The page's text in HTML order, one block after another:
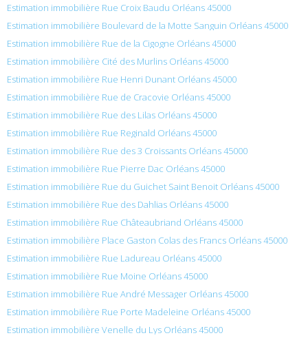
Estimation immobilière Rue Croix Baudu Orléans 45000
Estimation immobilière Boulevard de la Motte Sanguin Orléans 45000
Estimation immobilière Rue de la Cigogne Orléans 45000
Estimation immobilière Cité des Murlins Orléans 45000
Estimation immobilière Rue Henri Dunant Orléans 45000
Estimation immobilière Rue de Cracovie Orléans 45000
Estimation immobilière Rue des Lilas Orléans 45000
Estimation immobilière Rue Reginald Orléans 45000
Estimation immobilière Rue des 3 Croissants Orléans 45000
Estimation immobilière Rue Pierre Dac Orléans 45000
Estimation immobilière Rue du Guichet Saint Benoit Orléans 45000
Estimation immobilière Rue des Dahlias Orléans 45000
Estimation immobilière Rue Châteaubriand Orléans 45000
Estimation immobilière Place Gaston Colas des Francs Orléans 45000
Estimation immobilière Rue Ladureau Orléans 45000
Estimation immobilière Rue Moine Orléans 45000
Estimation immobilière Rue André Messager Orléans 45000
Estimation immobilière Rue Porte Madeleine Orléans 45000
Estimation immobilière Venelle du Lys Orléans 45000